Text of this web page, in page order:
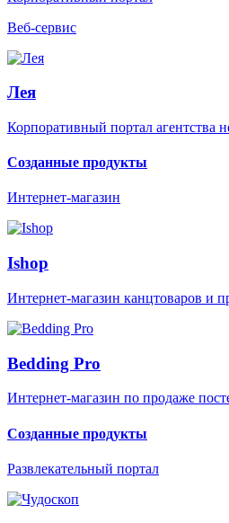
Веб-сервис
Лея
Корпоративный портал агентства
Созданные продукты
Интернет-магазин
Ishop
Интернет-магазин канцтоваров и
Bedding Pro
Интернет-магазин по продаже
Созданные продукты
Развлекательный портал